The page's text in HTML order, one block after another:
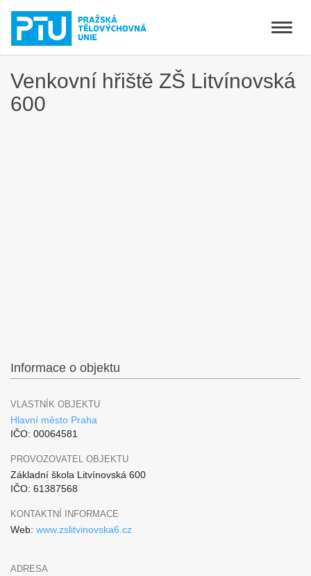
Toggle
Venkovní hřiště ZŠ Litvínovská
600
Informace o objektu
VLASTNÍK OBJEKTU
Hlavní město Praha
IČO: 00064581
PROVOZOVATEL OBJEKTU
Základní škola Litvínovská 600
IČO: 61387568
KONTAKTNÍ INFORMACE
Web: www.zslitvinovska6.cz
ADRESA